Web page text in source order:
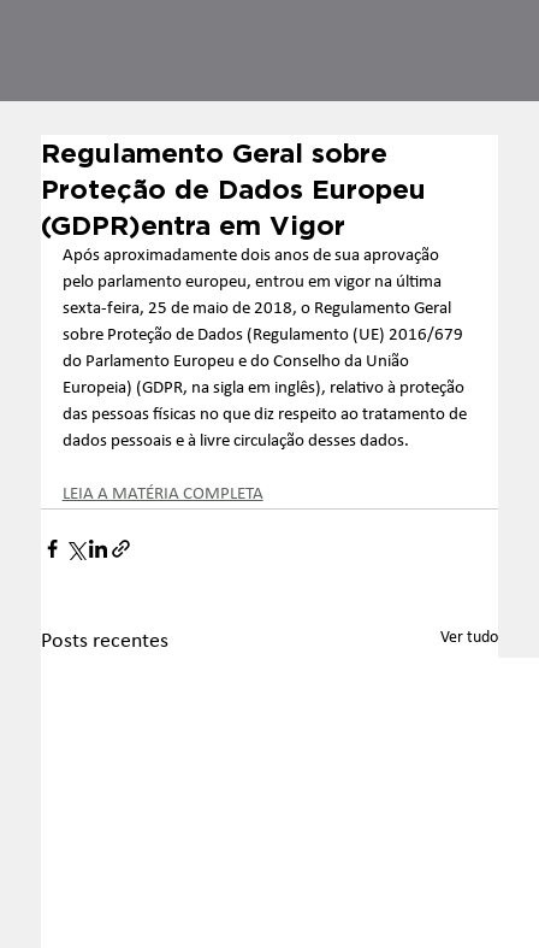
Regulamento Geral sobre
Proteção de Dados Europeu
(GDPR)entra em Vigor
Após aproximadamente dois anos de sua aprovação
pelo parlamento europeu, entrou em vigor na última
sexta-feira, 25 de maio de 2018, o Regulamento Geral
sobre Proteção de Dados (Regulamento (UE) 2016/679
do Parlamento Europeu e do Conselho da União
Europeia) (GDPR, na sigla em inglês), relativo à proteção
das pessoas físicas no que diz respeito ao tratamento de
dados pessoais e à livre circulação desses dados.
LEIA A MATÉRIA COMPLETA
Posts recentes Ver tudo